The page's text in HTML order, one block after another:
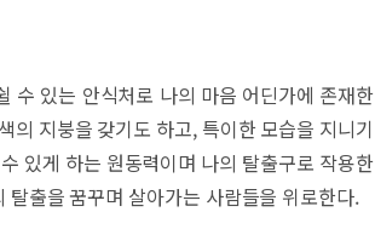
수 있는 안식처로 나의 마음 어딘가에 존재한
의 지붕을 갖기도 하고, 특이한 모습을 지니기
있게 하는 원동력이며 나의 탈출구로 작용한
출을 꿈꾸며 살아가는 사람들을 위로한다.